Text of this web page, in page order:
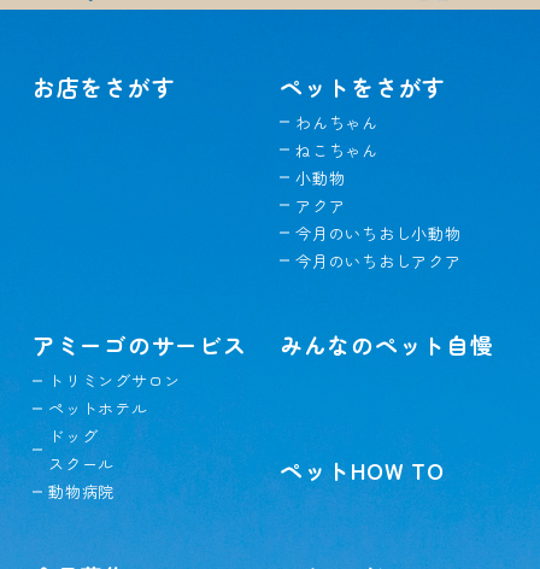
お店をさがす ペットをさがす
わんちゃん
ねこちゃん
小動物
アクア
今月のいちおし小動物
今月のいちおしアクア
アミーゴのサービス
トリミングサロン
ペットホテル
ドッグ
スクール
動物病院
みんなのペット自慢
ペットHOW TO